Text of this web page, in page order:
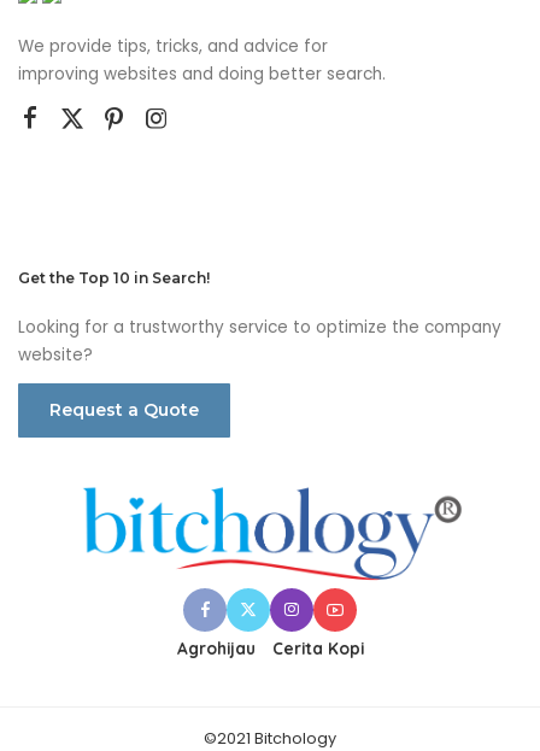
We provide tips, tricks, and advice for
improving websites and doing better search.
Get the Top 10 in Search!
Looking for a trustworthy service to optimize the company
website?
Request a Quote
Agrohijau Cerita Kopi
©2021 Bitchology